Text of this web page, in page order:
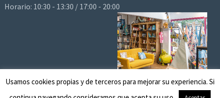
Horario: 10:30 - 13:30 / 17:00 - 20:00
Usamos cookies propias y de terceros para mejorar su experiencia. Si